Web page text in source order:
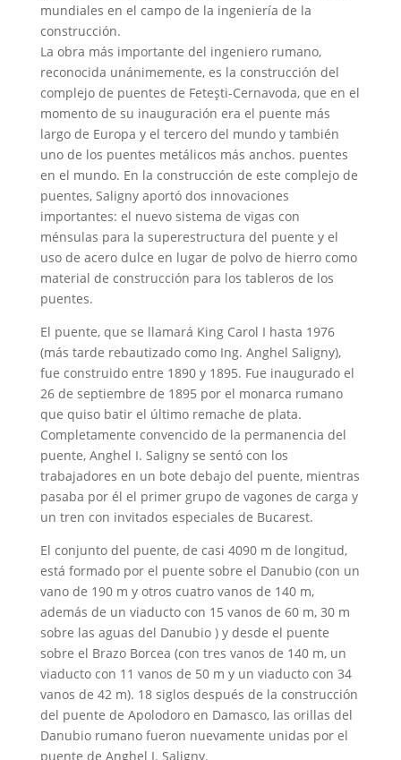
mundiales en el campo de la ingeniería de la
construcción.
La obra más importante del ingeniero rumano,
reconocida unánimemente, es la construcción del
complejo de puentes de Feteşti-Cernavoda, que en el
momento de su inauguración era el puente más
largo de Europa y el tercero del mundo y también
uno de los puentes metálicos más anchos. puentes
en el mundo. En la construcción de este complejo de
puentes, Saligny aportó dos innovaciones
importantes: el nuevo sistema de vigas con
ménsulas para la superestructura del puente y el
uso de acero dulce en lugar de polvo de hierro como
material de construcción para los tableros de los
puentes.
El puente, que se llamará King Carol I hasta 1976
(más tarde rebautizado como Ing. Anghel Saligny),
fue construido entre 1890 y 1895. Fue inaugurado el
26 de septiembre de 1895 por el monarca rumano
que quiso batir el último remache de plata.
Completamente convencido de la permanencia del
puente, Anghel I. Saligny se sentó con los
trabajadores en un bote debajo del puente, mientras
pasaba por él el primer grupo de vagones de carga y
un tren con invitados especiales de Bucarest.
El conjunto del puente, de casi 4090 m de longitud,
está formado por el puente sobre el Danubio (con un
vano de 190 m y otros cuatro vanos de 140 m,
además de un viaducto con 15 vanos de 60 m, 30 m
sobre las aguas del Danubio ) y desde el puente
sobre el Brazo Borcea (con tres vanos de 140 m, un
viaducto con 11 vanos de 50 m y un viaducto con 34
vanos de 42 m). 18 siglos después de la construcción
del puente de Apolodoro en Damasco, las orillas del
Danubio rumano fueron nuevamente unidas por el
puente de Anghel I. Saligny.